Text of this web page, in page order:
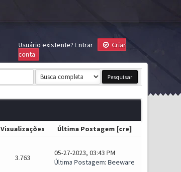
Usuário existente? Entrar
Criar
conta
Visualizações Última Postagem [cre]
3.763
05-27-2023, 03:43 PM
Última Postagem: Beeware